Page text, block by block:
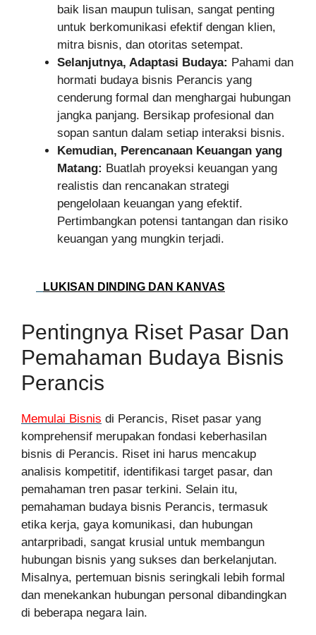
baik lisan maupun tulisan, sangat penting
untuk berkomunikasi efektif dengan klien,
mitra bisnis, dan otoritas setempat.
Selanjutnya, Adaptasi Budaya: Pahami dan
hormati budaya bisnis Perancis yang
cenderung formal dan menghargai hubungan
jangka panjang. Bersikap profesional dan
sopan santun dalam setiap interaksi bisnis.
Kemudian, Perencanaan Keuangan yang
Matang: Buatlah proyeksi keuangan yang
realistis dan rencanakan strategi
pengelolaan keuangan yang efektif.
Pertimbangkan potensi tantangan dan risiko
keuangan yang mungkin terjadi.
LUKISAN DINDING DAN KANVAS
Pentingnya Riset Pasar Dan
Pemahaman Budaya Bisnis
Perancis
Memulai Bisnis di Perancis, Riset pasar yang
komprehensif merupakan fondasi keberhasilan
bisnis di Perancis. Riset ini harus mencakup
analisis kompetitif, identifikasi target pasar, dan
pemahaman tren pasar terkini. Selain itu,
pemahaman budaya bisnis Perancis, termasuk
etika kerja, gaya komunikasi, dan hubungan
antarpribadi, sangat krusial untuk membangun
hubungan bisnis yang sukses dan berkelanjutan.
Misalnya, pertemuan bisnis seringkali lebih formal
dan menekankan hubungan personal dibandingkan
di beberapa negara lain.